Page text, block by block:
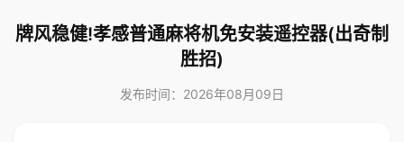
牌风稳健!孝感普通麻将机免安装遥控器(出奇制
胜招)
发布时间：2026年08月09日